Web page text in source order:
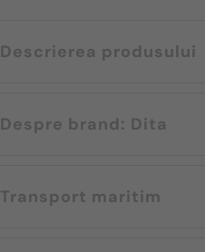
Descrierea produsului
Despre brand: Dita
Transport maritim